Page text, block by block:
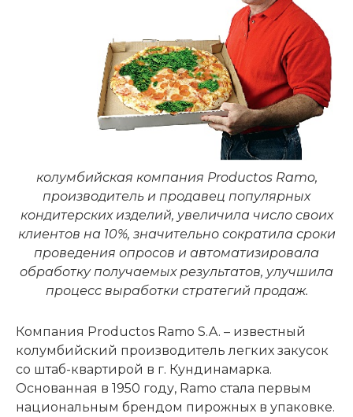
колумбийская компания Productos Ramo,
производитель и продавец популярных
кондитерских изделий, увеличила число своих
клиентов на 10%, значительно сократила сроки
проведения опросов и автоматизировала
обработку получаемых результатов, улучшила
процесс выработки стратегий продаж.
Компания Productos Ramo S.A. – известный
колумбийский производитель легких закусок
со штаб-квартирой в г. Кундинамарка.
Основанная в 1950 году, Ramo стала первым
национальным брендом пирожных в упаковке.